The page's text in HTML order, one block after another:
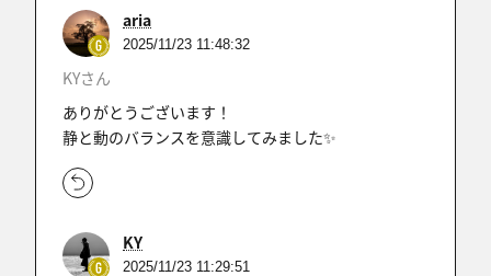
aria
2025/11/23 11:48:32
KYさん
ありがとうございます！
静と動のバランスを意識してみました✨
KY
2025/11/23 11:29:51